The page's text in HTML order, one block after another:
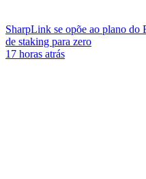
SharpLink se opõe ao plano do
de staking para zero
17 horas atrás